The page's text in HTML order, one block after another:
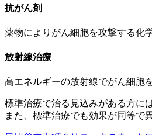
抗がん剤
薬物によりがん細胞を攻撃する化
放射線治療
高エネルギーの放射線でがん細胞
標準治療で治る見込みがある方に
また、標準治療でも効果が同等で